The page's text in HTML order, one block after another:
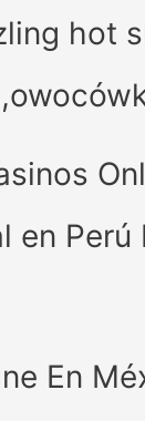
hot
en Perú
En